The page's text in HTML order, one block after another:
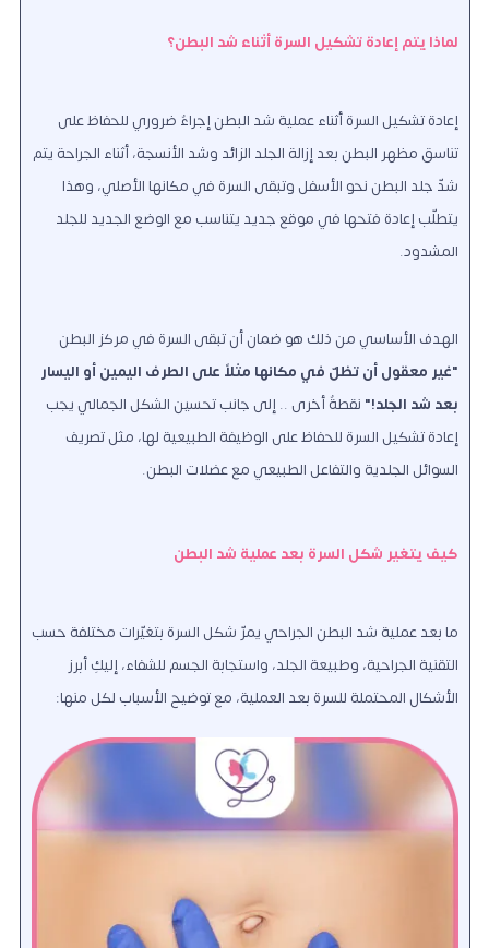
لماذا يتم إعادة تشكيل السرة أثناء شد البطن؟
إعادة تشكيل السرة أثناء عملية شد البطن إجراءٌ ضروري للحفاظ على
تناسق مظهر البطن بعد إزالة الجلد الزائد وشد الأنسجة، أثناء الجراحة يتمُّ
شدّ جلد البطن نحو الأسفل وتبقى السرة في مكانها الأصلي، وهذا
يتطلّب إعادة فتحها في موقع جديد يتناسب مع الوضع الجديد للجلد
المشدود.
الهدف الأساسي من ذلك هو ضمان أن تبقى السرة في مركز البطن
"غير معقول أن تظلّ في مكانها مثلاً على الطرف اليمين أو اليسار
بعد شد الجلد!" نقطةٌ أخرى .. إلى جانب تحسين الشكل الجمالي يجب
إعادة تشكيل السرة للحفاظ على الوظيفة الطبيعية لها، مثل تصريف
السوائل الجلدية والتفاعل الطبيعي مع عضلات البطن.
كيف يتغير شكل السرة بعد عملية شد البطن
ما بعد عملية شد البطن الجراحي يمرّ شكل السرة بتغيّرات مختلفة حسب
التقنية الجراحية، وطبيعة الجلد، واستجابة الجسم للشفاء، إليكِ أبرز
الأشكال المحتملة للسرة بعد العملية، مع توضيح الأسباب لكل منها: